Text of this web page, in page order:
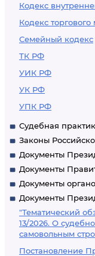
Кодекс
Кодекс
Семейный кодекс
ТК РФ
УИК РФ
УК РФ
УПК РФ
Судебная
Законы
Документы
Документы
Документы
Документы
"Тематический
13/2026. О
самовольным
Постановление